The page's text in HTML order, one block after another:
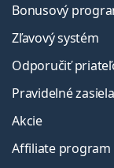
Bonusový
Zľavový systém
Odporučiť
Pravidelné
Akcie
Affiliate program